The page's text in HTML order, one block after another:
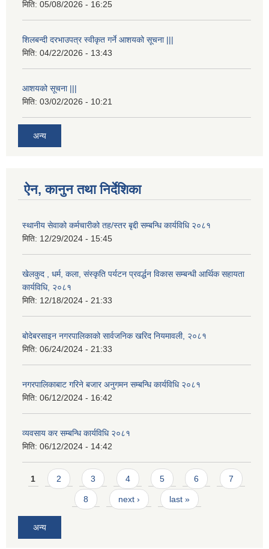
मिति: 05/08/2026 - 16:25
शिलबन्दी दरभाउपत्र स्वीकृत गर्ने आशयको सूचना |||
मिति: 04/22/2026 - 13:43
आशयको सूचना |||
मिति: 03/02/2026 - 10:21
अन्य
ऐन, कानुन तथा निर्देशिका
स्थानीय सेवाको कर्मचारीको तह/स्तर बृद्दी सम्बन्धि कार्यविधि २०८१
मिति: 12/29/2024 - 15:45
खेलकुद , धर्म, कला, संस्कृति पर्यटन प्रवर्द्धन विकास सम्बन्धी आर्थिक सहायता
कार्यविधि, २०८१
मिति: 12/18/2024 - 21:33
बोदेबरसाइन नगरपालिकाको सार्वजनिक खरिद नियमावली, २०८१
मिति: 06/24/2024 - 21:33
नगरपालिकाबाट गरिने बजार अनुगमन सम्बन्धि कार्यविधि २०८१
मिति: 06/12/2024 - 16:42
व्यवसाय कर सम्बन्धि कार्यविधि २०८१
मिति: 06/12/2024 - 14:42
Pages
1 2 3 4 5 6 7
8 next › last »
अन्य